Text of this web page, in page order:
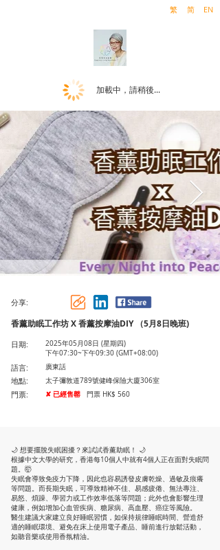
繁 简 EN
加載中，請稍後...
分享:
香薰助眠工作坊 X 香薰按摩油DIY （5月8日晚班)
日期:
2025年05月08日 (星期四)
下午07:30~下午09:30 (GMT+08:00)
語言: 廣東話
地點: 太子彌敦道789號健峰保險大廈306室
門票: ✘ 已經售罄 門票 HK$ 560
🌙 想要擺脫失眠困擾？來試試香薰助眠！ 🌙
根據中文大學的研究，香港每10個人中就有4個人正在面對失眠問
題。🤯
失眠會導致免疫力下降，因此也容易誘發皮膚乾燥、過敏及痕癢
等問題。而長期失眠，可導致精神不佳、易感疲倦、無法專注、
易怒、煩躁、學習力或工作效率低落等問題；此外也會影響生理
健康，例如增加心血管疾病、糖尿病、高血壓、癌症等風險。
醫生建議大家建立良好睡眠習慣，如保持規律睡眠時間、營造舒
適的睡眠環境、避免在床上使用電子產品、睡前進行放鬆活動，
如聽音樂或使用香氛精油。